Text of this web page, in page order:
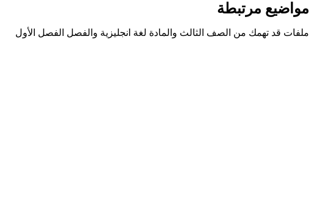
مواضيع مرتبطة
ملفات قد تهمك من الصف الثالث والمادة لغة انجليزية والفصل الفصل الأول